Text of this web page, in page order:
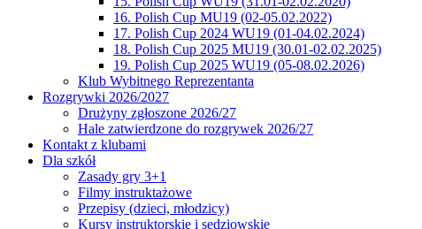
16. Polish Cup MU19 (02-05.02.2022)
17. Polish Cup 2024 WU19 (01-04.02.2024)
18. Polish Cup 2025 MU19 (30.01-02.02.2025)
19. Polish Cup 2025 WU19 (05-08.02.2026)
Klub Wybitnego Reprezentanta
Rozgrywki 2026/2027
Drużyny zgłoszone 2026/27
Hale zatwierdzone do rozgrywek 2026/27
Kontakt z klubami
Dla szkół
Zasady gry 3+1
Filmy instruktażowe
Przepisy (dzieci, młodzicy)
Kursy instruktorskie i sędziowskie